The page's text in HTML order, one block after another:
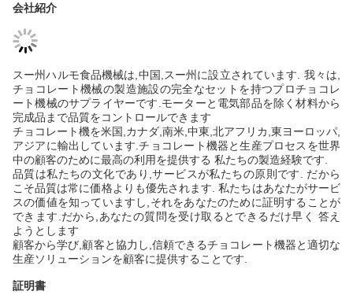
会社紹介
スー州ハルモ食品機械は,中国,スー州に設立されています. 我々は,
チョコレート機械の製造施設の完全なセットを持つプロチョコレ
ート機械のサプライヤーです.モーターと電気部品を除く材料から
完成品まで品質をコントロールできます
チョコレート機を米国,カナダ,南米,中東,北アフリカ,東ヨーロッパ,
アジアに輸出しています.チョコレート機器と生産プロセスを世界
中の顧客のために最高の利用を提供する 私たちの製造経験です.
品質は私たちの文化であり,サービスが私たちの原則です. だから
こそ品質は常に価格よりも優先されます. 私たちはあなたがサービ
スの価値を知っていますし,それをあなたのために証明することが
できます.だから,あなたの質問を受け取るとできるだけ早く 答え
ようとします
顧客から学び,顧客と協力し,信頼できるチョコレート機器と適切な
生産ソリューションを顧客に提供することです.
証明書